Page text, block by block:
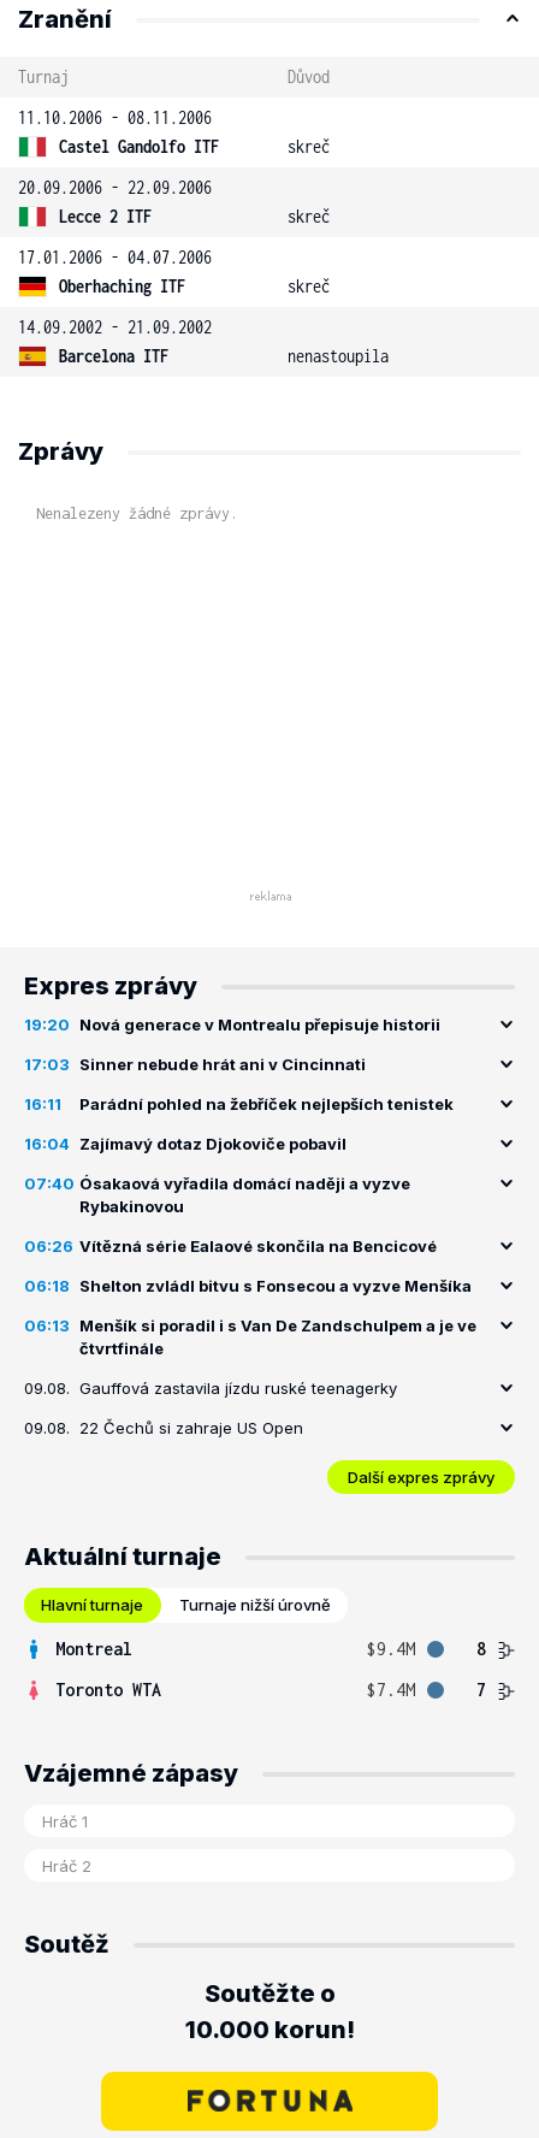
Zranění
Turnaj
Důvod
11.10.2006 - 08.11.2006
Castel Gandolfo ITF
skreč
20.09.2006 - 22.09.2006
Lecce 2 ITF
skreč
17.01.2006 - 04.07.2006
Oberhaching ITF
skreč
14.09.2002 - 21.09.2002
Barcelona ITF
nenastoupila
Zprávy
Nenalezeny žádné zprávy.
Expres zprávy
19:20 Nová generace v Montrealu přepisuje historii
17:03 Sinner nebude hrát ani v Cincinnati
16:11 Parádní pohled na žebříček nejlepších tenistek
16:04 Zajímavý dotaz Djokoviče pobavil
07:40 Ósakaová vyřadila domácí naději a vyzve
Rybakinovou
06:26 Vítězná série Ealaové skončila na Bencicové
06:18 Shelton zvládl bitvu s Fonsecou a vyzve Menšíka
06:13
Menšík si poradil i s Van De Zandschulpem a je ve
čtvrtfinále
09.08. Gauffová zastavila jízdu ruské teenagerky
09.08. 22 Čechů si zahraje US Open
Další expres zprávy
Aktuální turnaje
Hlavní turnaje Turnaje nižší úrovně
Montreal $9.4M
8
Toronto WTA
$7.4M 7
Vzájemné zápasy
Soutěž
Soutěžte o
10.000 korun!